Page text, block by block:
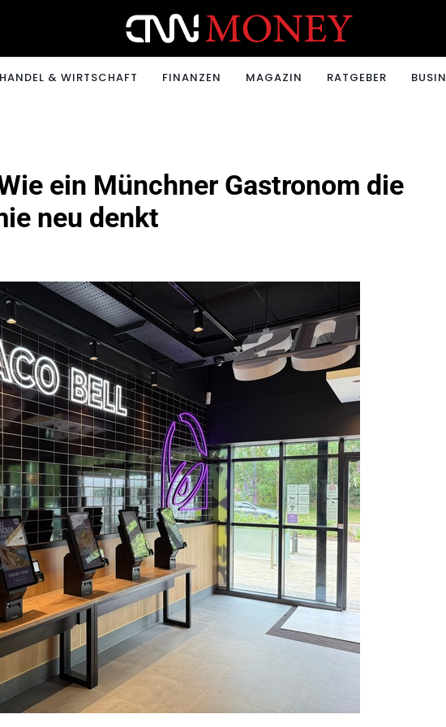
HANDEL & WIRTSCHAFT FINANZEN MAGAZIN RATGEBER
ein Münchner Gastronom die
neu denkt